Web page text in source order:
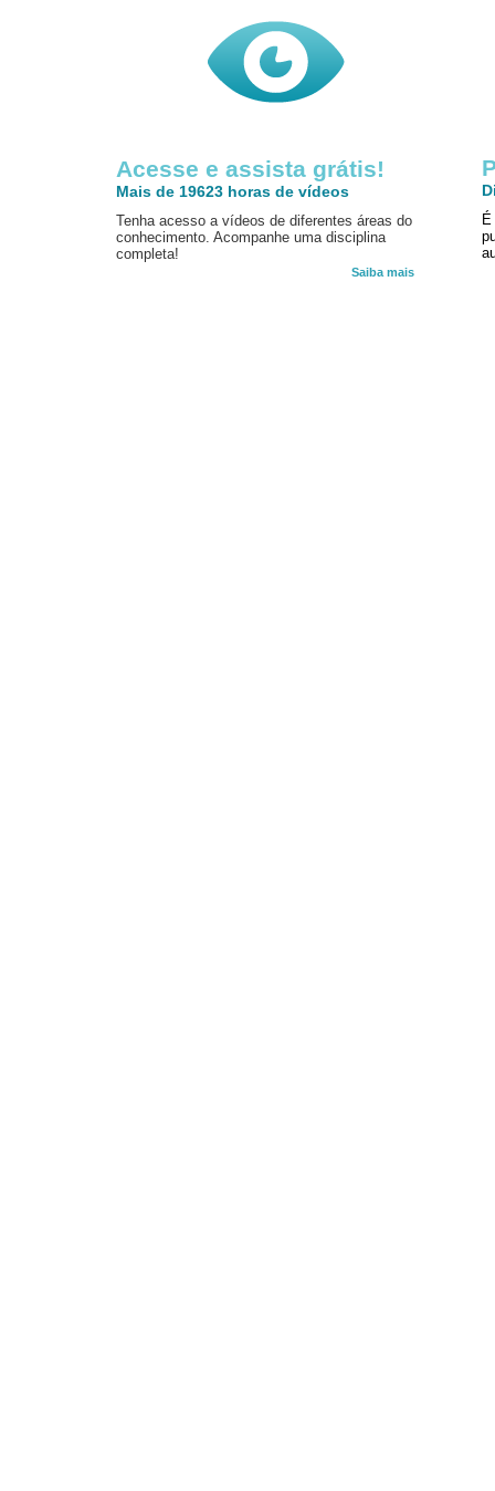
Acesse e assista grátis!
Mais de 19623 horas de vídeos
Tenha acesso a vídeos de diferentes áreas do
conhecimento. Acompanhe uma disciplina
completa!
Saiba mais